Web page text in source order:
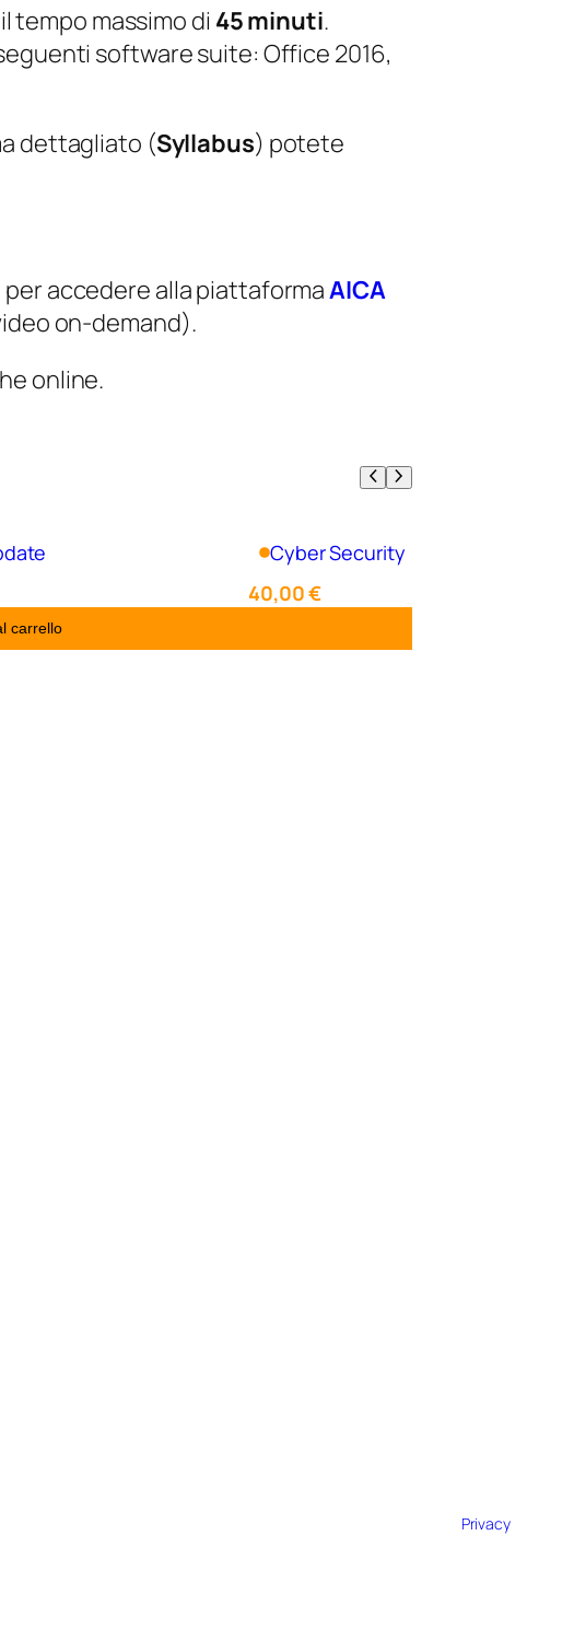
tempo massimo di 45 minuti.
software suite: Office 2016,
dettagliato (Syllabus) potete
accedere alla piattaformaAICA
on-demand).
online.
carrello
Cyber Security
40,00€
Privacy